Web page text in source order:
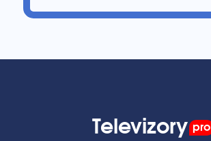
Televizory pro